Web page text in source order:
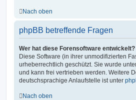
Nach oben
phpBB betreffende Fragen
Wer hat diese Forensoftware entwickelt?
Diese Software (in ihrer unmodifizierten
urheberrechtlich geschützt. Sie wurde
und kann frei vertrieben werden. Weitere
deutschsprachige Anlaufstelle ist unter
Nach oben